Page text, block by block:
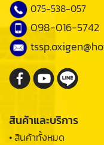
075-538-057
098-016-5742
สินค้าและบริการ
• สินค้าทั้งหมด